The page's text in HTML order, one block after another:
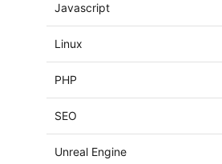
Javascript
Linux
PHP
SEO
Unreal Engine